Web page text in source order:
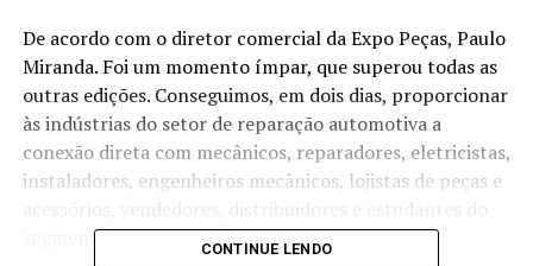
De acordo com o diretor comercial da Expo Peças, Paulo
Miranda. Foi um momento ímpar, que superou todas as
outras edições. Conseguimos, em dois dias, proporcionar
às indústrias do setor de reparação automotiva a
conexão direta com mecânicos, reparadores, eletricistas,
instaladores, engenheiros mecânicos, lojistas de peças e
segmento automotivo”, destaca ele.
CONTINUE LENDO